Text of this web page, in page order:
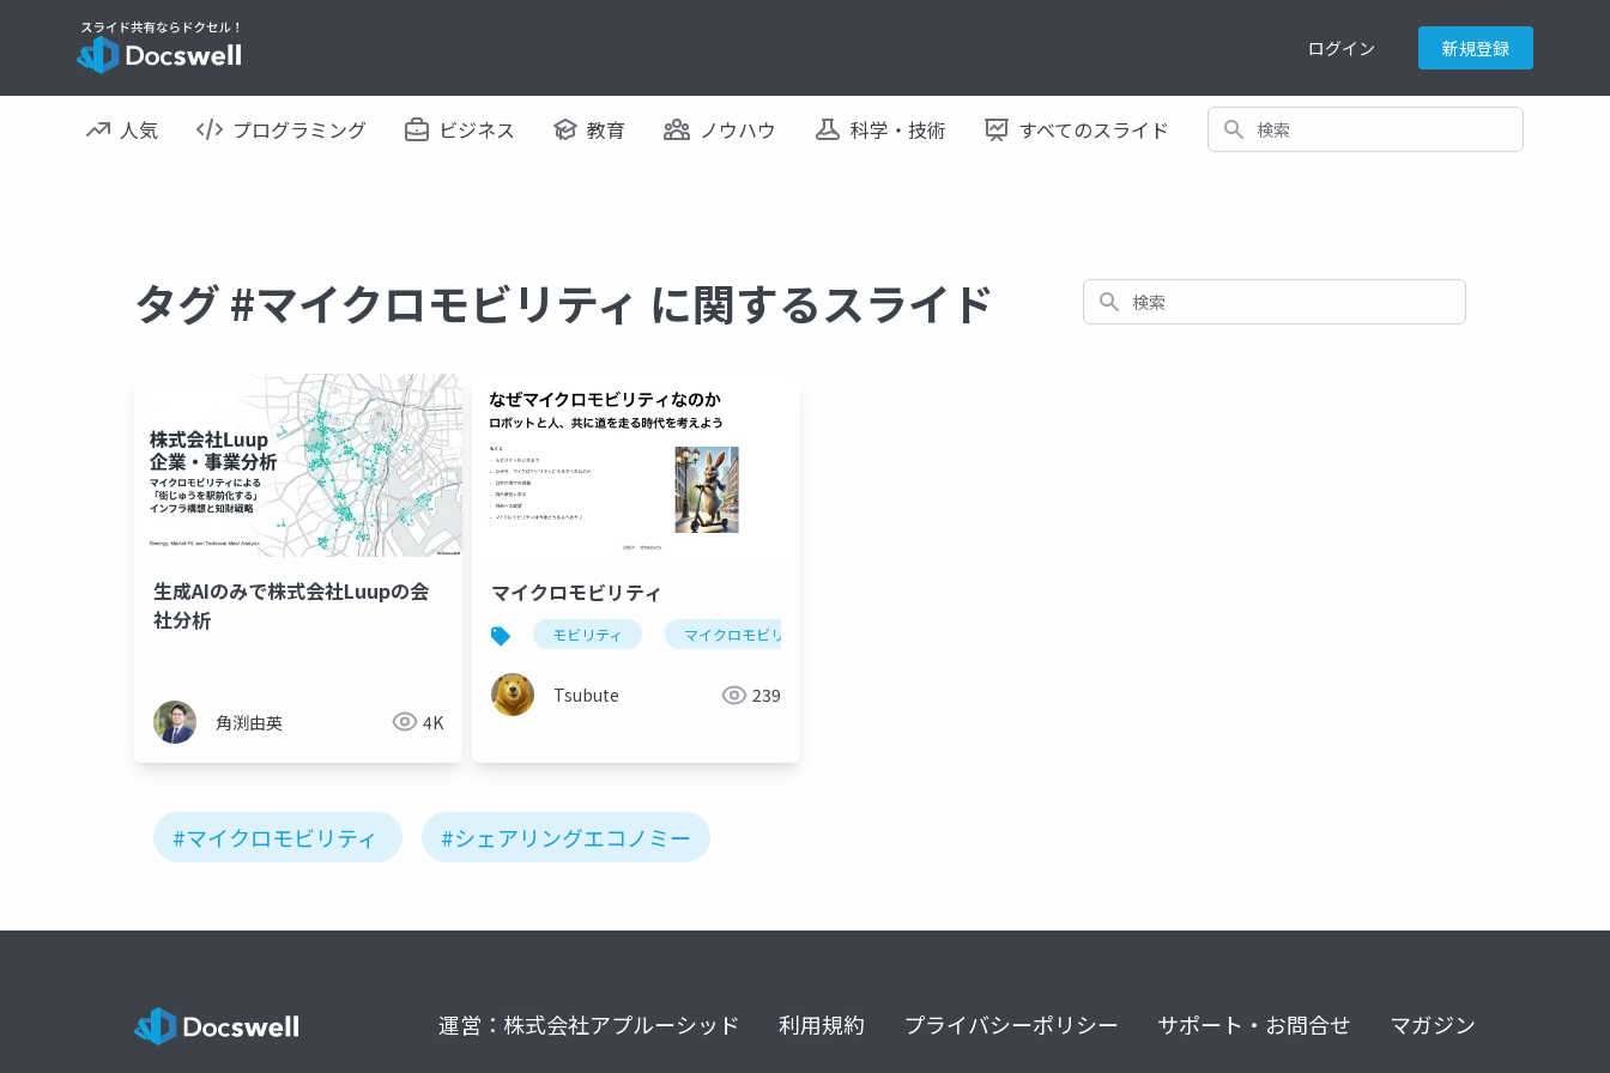
ログイン 新規登録
人気 プログラミング ビジネス 教育 ノウハウ 科学・技術 すべてのスライド 検索
タグ #マイクロモビリティ に関するスライド 検索
生成AIのみで株式会社Luupの会
社分析
角渕由英 4K
マイクロモビリティ
モビリティ マイクロモビリティ
Tsubute 239
#マイクロモビリティ #シェアリングエコノミー
運営：株式会社アプルーシッド 利用規約 プライバシーポリシー サポート・お問合せ マガジン